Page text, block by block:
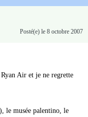
Posté(e) le 8 octobre 2007
Air et je ne regrette
le musée palentino, le